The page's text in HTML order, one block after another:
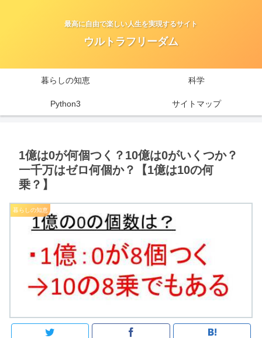
最高に自由で楽しい人生を実現するサイト
ウルトラフリーダム
暮らしの知恵 科学
Python3 サイトマップ
1億は0が何個つく？10億は0がいくつか？
一千万はゼロ何個か？【1億は10の何
乗？】
暮らしの知恵